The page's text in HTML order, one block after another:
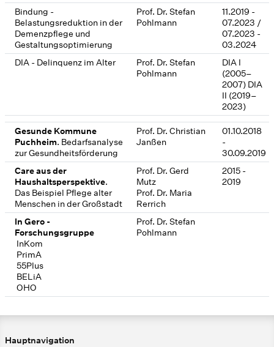
Bindung -
Belastungsreduktion in der
Demenzpflege und
Gestaltungsoptimierung
Prof. Dr. Stefan
Pohlmann
11.2019 -
07.2023 /
07.2023 -
03.2024
DIA - Delinquenz im Alter
Prof. Dr. Stefan
Pohlmann
DIA I
(2005–
2007) DIA
II (2019–
2023)
Gesunde Kommune
Puchheim. Bedarfsanalyse
zur Gesundheitsförderung
Prof. Dr. Christian
Janßen
01.10.2018
-
30.09.2019
Care aus der
Haushaltsperspektive.
Das Beispiel Pflege alter
Menschen in der Großstadt
Prof. Dr. Gerd
Mutz
Prof. Dr. Maria
Rerrich
2015 -
2019
In Gero -
Forschungsgruppe
­ InKom
­ PrimA
­ 55Plus
­ BELiA
­ OHO
Prof. Dr. Stefan
Pohlmann
Hauptnavigation